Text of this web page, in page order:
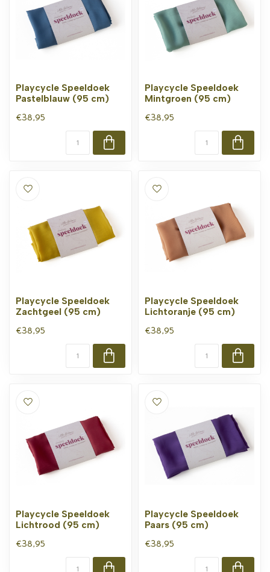
Playcycle Speeldoek
Pastelblauw (95 cm)
€38,95
Playcycle Speeldoek
Mintgroen (95 cm)
€38,95
Playcycle Speeldoek
Zachtgeel (95 cm)
€38,95
Playcycle Speeldoek
Lichtoranje (95 cm)
€38,95
Playcycle Speeldoek
Lichtrood (95 cm)
€38,95
Playcycle Speeldoek
Paars (95 cm)
€38,95